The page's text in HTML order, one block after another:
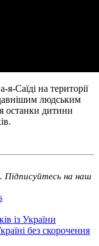
Саїді на території
людським
останки дитини
Підписуйтесь на наш
із України
без скорочення